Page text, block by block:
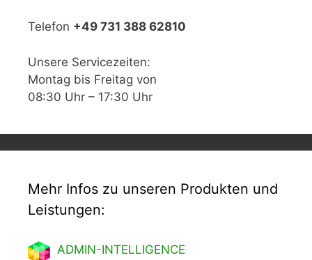
Telefon +49 731 388 62810
Unsere Servicezeiten:
Montag bis Freitag von
08:30 Uhr – 17:30 Uhr
Mehr Infos zu unseren Produkten und
Leistungen:
ADMIN-INTELLIGENCE